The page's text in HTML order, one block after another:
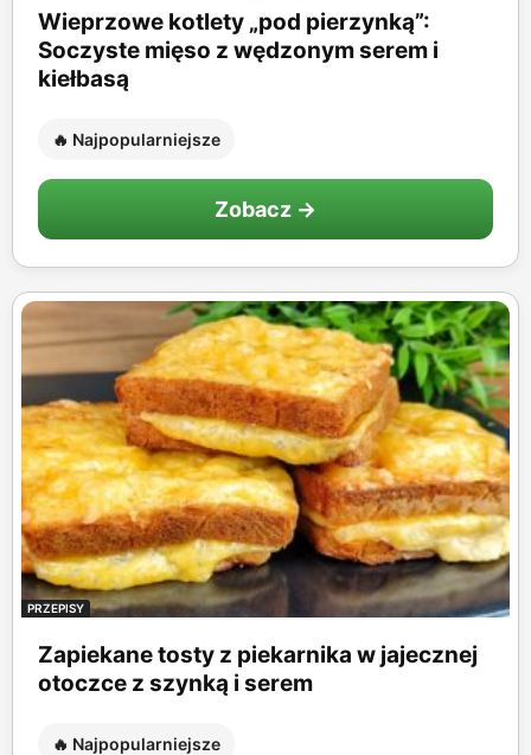
Wieprzowe kotlety „pod pierzynką”:
Soczyste mięso z wędzonym serem i
kiełbasą
🔥 Najpopularniejsze
Zobacz →
PRZEPISY
Zapiekane tosty z piekarnika w jajecznej
otoczce z szynką i serem
🔥 Najpopularniejsze